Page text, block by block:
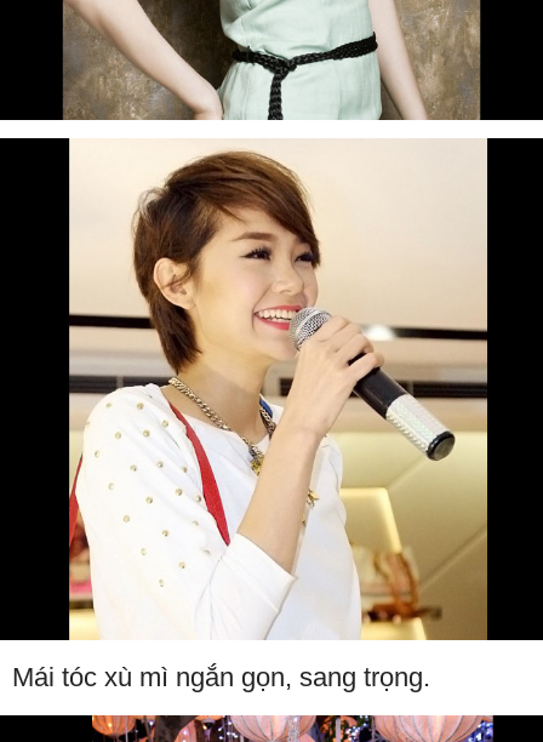
Mái tóc xù mì ngắn gọn, sang trọng.